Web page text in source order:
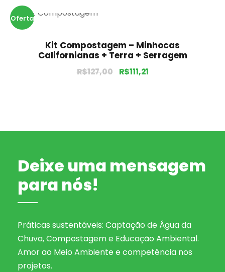
Oferta
Kit Compostagem – Minhocas
Californianas + Terra + Serragem
R$127,00 R$111,21
Deixe uma mensagem
para nós!
Práticas sustentáveis: Captação de Água da
Chuva, Compostagem e Educação Ambiental.
Amor ao Meio Ambiente e competência nos
projetos.